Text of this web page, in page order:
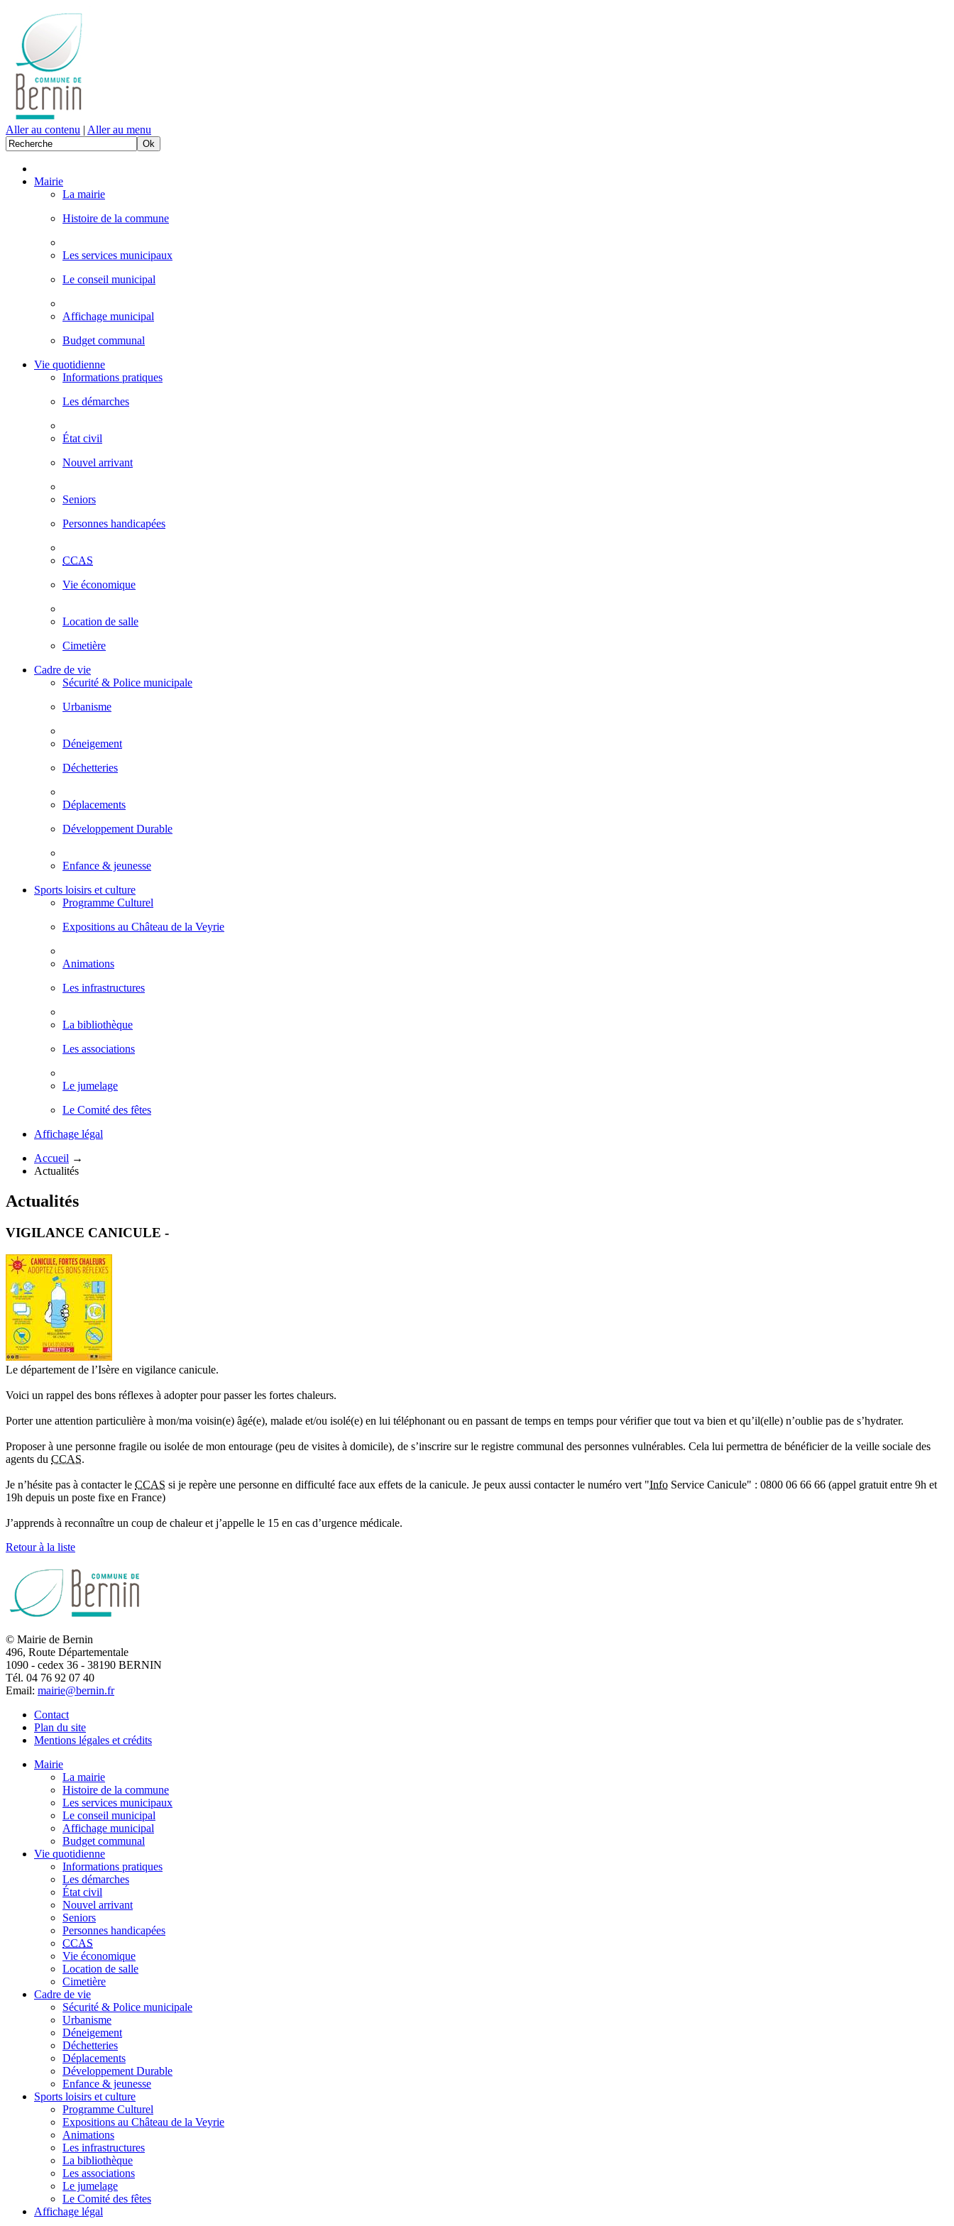
Aller au contenu | Aller au menu
Mairie
La mairie
Histoire de la commune
Les services municipaux
Le conseil municipal
Affichage municipal
Budget communal
Vie quotidienne
Informations pratiques
Les démarches
État civil
Nouvel arrivant
Seniors
Personnes handicapées
CCAS
Vie économique
Location de salle
Cimetière
Cadre de vie
Sécurité & Police municipale
Urbanisme
Déneigement
Déchetteries
Déplacements
Développement Durable
Enfance & jeunesse
Sports loisirs et culture
Programme Culturel
Expositions au Château de la Veyrie
Animations
Les infrastructures
La bibliothèque
Les associations
Le jumelage
Le Comité des fêtes
Affichage légal
Accueil →
Actualités
Actualités
VIGILANCE CANICULE -
Le département de l’Isère en vigilance canicule.
Voici un rappel des bons réflexes à adopter pour passer les fortes chaleurs.
Porter une attention particulière à mon/ma voisin(e) âgé(e), malade et/ou isolé(e) en lui téléphonant ou en passant de temps en temps pour vérifier que tout va bien et qu’il(elle) n’oublie pas de s’hydrater.
Proposer à une personne fragile ou isolée de mon entourage (peu de visites à domicile), de s’inscrire sur le registre communal des personnes vulnérables. Cela lui permettra de bénéficier de la veille sociale des
agents du CCAS.
Je n’hésite pas à contacter le CCAS si je repère une personne en difficulté face aux effets de la canicule. Je peux aussi contacter le numéro vert "Info Service Canicule" : 0800 06 66 66 (appel gratuit entre 9h et
19h depuis un poste fixe en France)
J’apprends à reconnaître un coup de chaleur et j’appelle le 15 en cas d’urgence médicale.
Retour à la liste
© Mairie de Bernin
496, Route Départementale
1090 - cedex 36 - 38190 BERNIN
Tél. 04 76 92 07 40
Email: mairie@bernin.fr
Contact
Plan du site
Mentions légales et crédits
Mairie
La mairie
Histoire de la commune
Les services municipaux
Le conseil municipal
Affichage municipal
Budget communal
Vie quotidienne
Informations pratiques
Les démarches
État civil
Nouvel arrivant
Seniors
Personnes handicapées
CCAS
Vie économique
Location de salle
Cimetière
Cadre de vie
Sécurité & Police municipale
Urbanisme
Déneigement
Déchetteries
Déplacements
Développement Durable
Enfance & jeunesse
Sports loisirs et culture
Programme Culturel
Expositions au Château de la Veyrie
Animations
Les infrastructures
La bibliothèque
Les associations
Le jumelage
Le Comité des fêtes
Affichage légal